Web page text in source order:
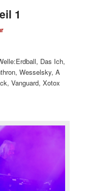
1
Das Ich,
Wesselsky, A
Vanguard, Xotox